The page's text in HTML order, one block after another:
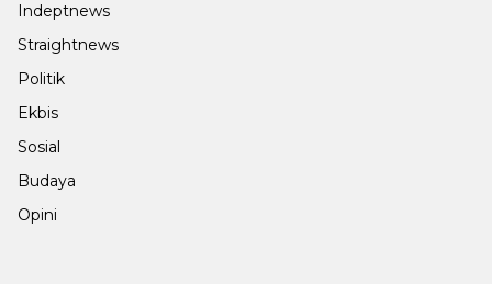
Indeptnews
Straightnews
Politik
Ekbis
Sosial
Budaya
Opini